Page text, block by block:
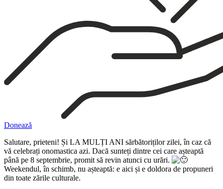
Donează
Salutare, prieteni! Și LA MULȚI ANI sărbătoriților zilei, în caz că
vă celebrați onomastica azi. Dacă sunteți dintre cei care așteaptă
până pe 8 septembrie, promit să revin atunci cu urări.
Weekendul, în schimb, nu așteaptă: e aici și e doldora de propuneri
din toate zările culturale.